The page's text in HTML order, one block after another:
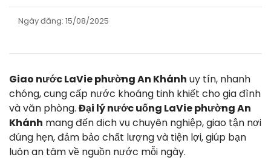
Ngày đăng: 15/08/2025
Giao nước LaVie phường An Khánh uy tín, nhanh
chóng, cung cấp nước khoáng tinh khiết cho gia đình
và văn phòng. Đại lý nước uống LaVie phường An
Khánh mang đến dịch vụ chuyên nghiệp, giao tận nơi
đúng hẹn, đảm bảo chất lượng và tiện lợi, giúp bạn
luôn an tâm về nguồn nước mỗi ngày.